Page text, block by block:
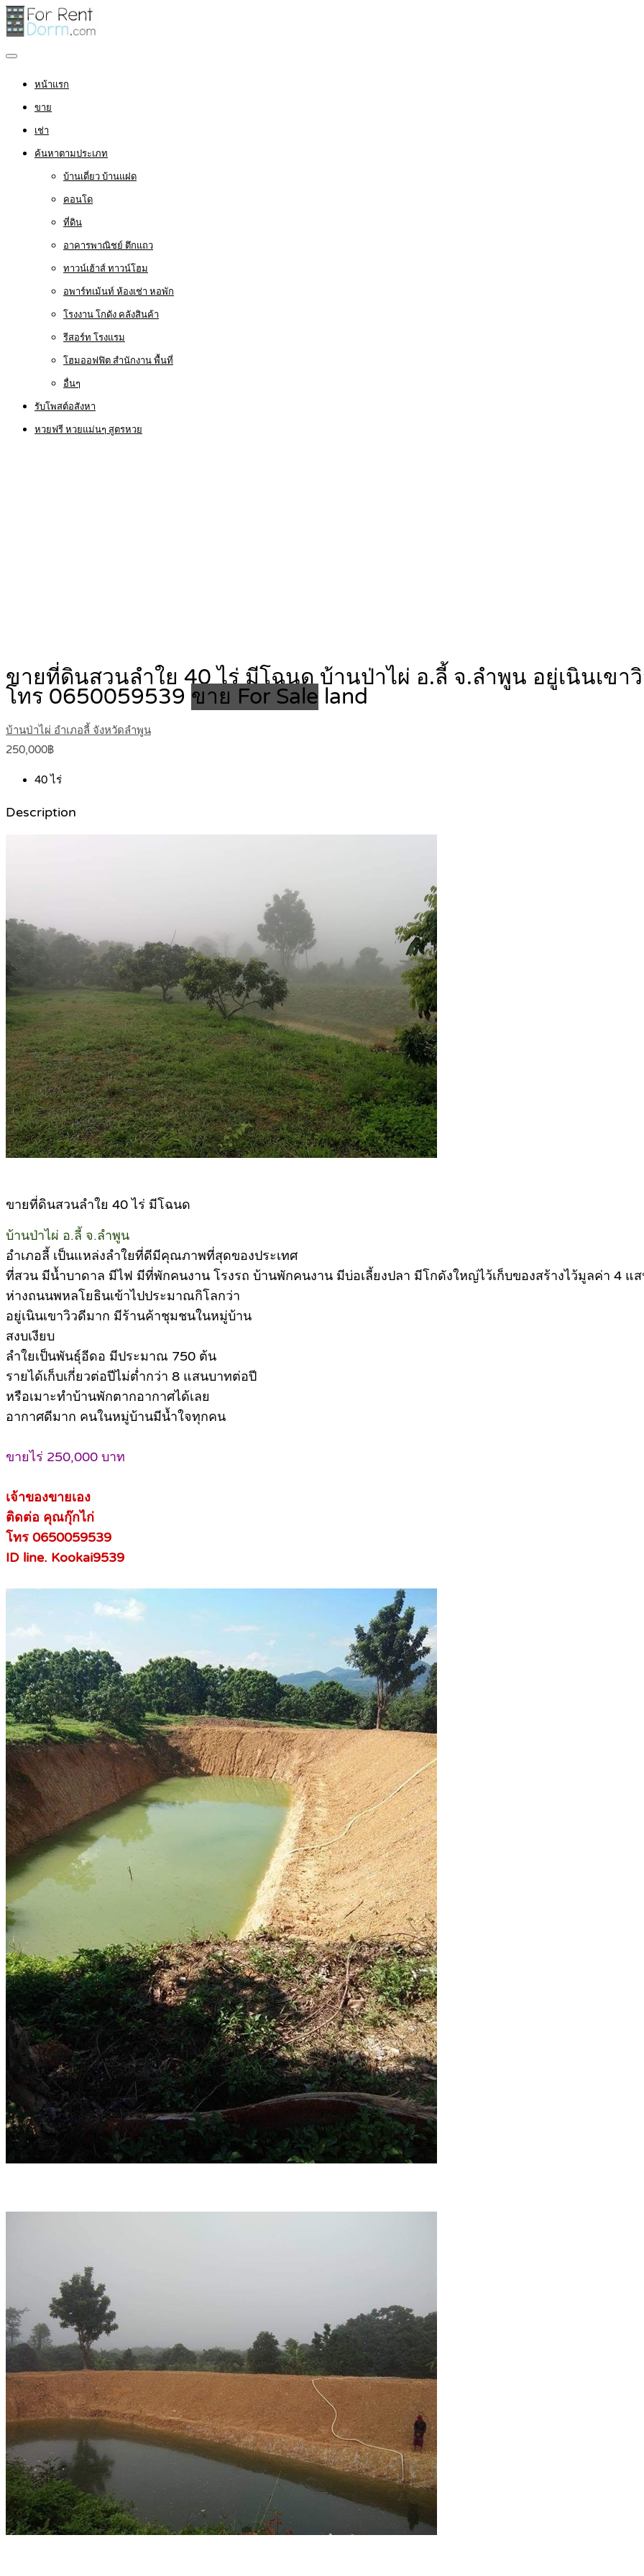
หน้าแรก
ขาย
เช่า
ค้นหาตามประเภท
บ้านเดี่ยว บ้านแฝด
คอนโด
ที่ดิน
อาคารพาณิชย์ ตึกแถว
ทาวน์เฮ้าส์ ทาวน์โฮม
อพาร์ทเม้นท์ ห้องเช่า หอพัก
โรงงาน โกดัง คลังสินค้า
รีสอร์ท โรงแรม
โฮมออฟฟิต สำนักงาน พื้นที่
อื่นๆ
รับโพสต์อสังหา
หวยฟรี หวยแม่นๆ สูตรหวย
ขายที่ดินสวนลำใย 40 ไร่ มีโฉนด บ้านป่าไผ่ อ.ลี้ จ.ลำพูน อยู่เนินเข
โทร 0650059539 ขาย For Sale land
บ้านป่าไผ่ อำเภอลี้ จังหวัดลำพูน
250,000฿
40ไร่
Description
ขายที่ดินสวนลำใย 40 ไร่ มีโฉนด
บ้านป่าไผ่ อ.ลี้ จ.ลำพูน
อำเภอลี้ เป็นแหล่งลำใยที่ดีมีคุณภาพที่สุดของประเทศ
ที่สวน มีน้ำบาดาล มีไฟ มีที่พักคนงาน โรงรถ บ้านพักคนงาน มีบ่อเลี้ยงปลา มีโกดังใหญ่ไว้เก็บของสร้างไว้มูลค่า 4 แ
ห่างถนนพหลโยธินเข้าไปประมาณกิโลกว่า
อยู่เนินเขาวิวดีมาก มีร้านค้าชุมชนในหมู่บ้าน
สงบเงียบ
ลำใยเป็นพันธุ์อีดอ มีประมาณ 750 ต้น
รายได้เก็บเกี่ยวต่อปีไม่ต่ำกว่า 8 แสนบาทต่อปี
หรือเมาะทำบ้านพักตากอากาศได้เลย
อากาศดีมาก คนในหมู่บ้านมีน้ำใจทุกคน
ขายไร่ 250,000 บาท
เจ้าของขายเอง
ติดต่อ คุณกุ๊กไก่
โทร 0650059539
ID line. Kookai9539